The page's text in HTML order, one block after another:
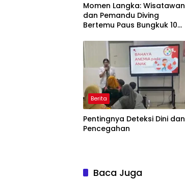
Momen Langka: Wisatawan
dan Pemandu Diving
Bertemu Paus Bungkuk 10
Berita
Pentingnya Deteksi Dini dan
Pencegahan
Baca Juga